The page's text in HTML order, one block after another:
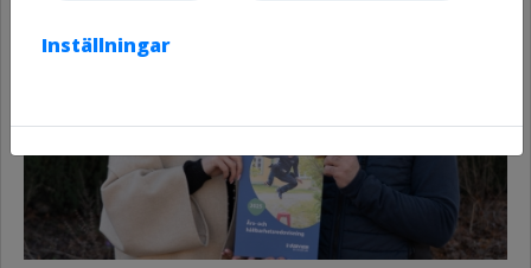
Inställningar